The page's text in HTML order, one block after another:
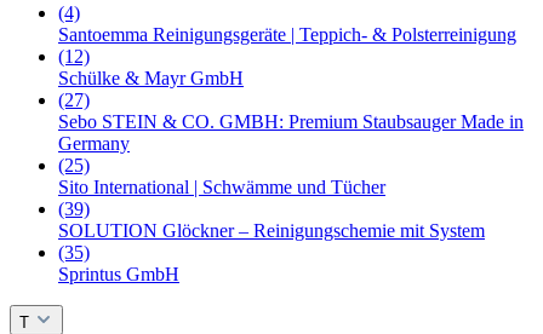
(4)
Santoemma Reinigungsgeräte | Teppich- & Polsterreinigung
(12)
Schülke & Mayr GmbH
(27)
Sebo STEIN & CO. GMBH: Premium Staubsauger Made in
Germany
(25)
Sito International | Schwämme und Tücher
(39)
SOLUTION Glöckner – Reinigungschemie mit System
(35)
Sprintus GmbH
T